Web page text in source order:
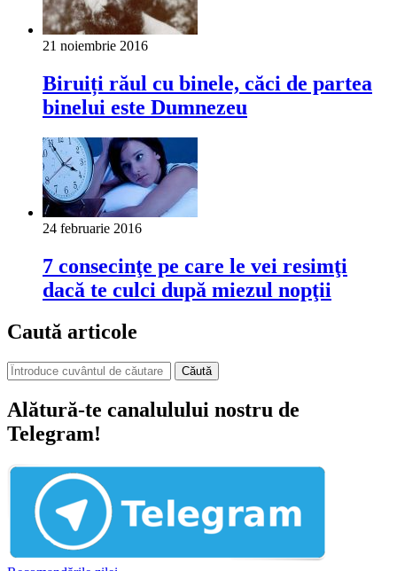
21 noiembrie 2016
Biruiți răul cu binele, căci de partea
binelui este Dumnezeu
24 februarie 2016
7 consecinţe pe care le vei resimţi
dacă te culci după miezul nopţii
Caută articole
Căută
Alătură-te canalulului nostru de
Telegram!